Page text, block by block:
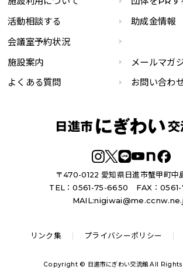
〒470-0122 愛知県日進市蟹甲町中
TEL：0561-75-6650 FAX：0561-
MAIL:
活動相談する
助成金情報
会議室予約状況
施設案内
メールマガ
よくある質問
お問い合わ
リンク集 プライバシーポリシー
Copyright © 日進市にぎわい交流館 All